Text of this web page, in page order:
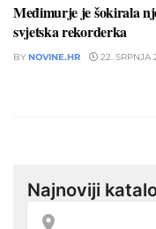
Međimurje je šokirala
svjetska rekorderka
BY NOVINE.HR 22. SRPNJA